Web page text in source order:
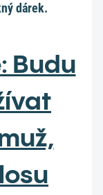
dárek.
Budu